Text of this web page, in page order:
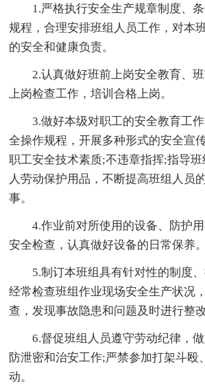
1.严格执行安全生产规章制度、
规程，合理安排班组人员工作，对本
的安全和健康负责。
2.认真做好班前上岗安全教育、
上岗检查工作，培训合格上岗。
3.做好本级对职工的安全教育工
全操作规程，开展多种形式的安全宣
职工安全技术素质;不违章指挥;指导
人劳动保护用品，不断提高班组人员
事。
4.作业前对所使用的设备、防护
安全检查，认真做好设备的日常保养。
5.制订本班组具有针对性的制度
经常检查班组作业现场安全生产状况
查，发现事故隐患和问题及时进行整
6.督促班组人员遵守劳动纪律，做
防泄密和治安工作;严禁参加打架斗殴
动。